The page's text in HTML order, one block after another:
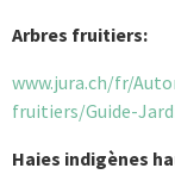
Arbres fruitiers:
www.jura.ch/fr/
fruitiers/Guide-
Haies indigènes